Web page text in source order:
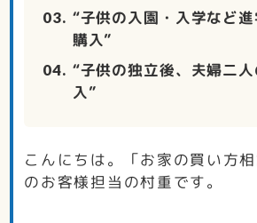
“子供の入園・入学など
購入”
“子供の独立後、夫婦二
入”
こんにちは。「お家の買い方
のお客様担当の村重です。